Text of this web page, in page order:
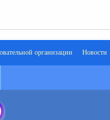
организации Новости